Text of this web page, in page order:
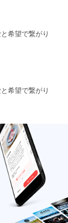
希望で繋がり
希望で繋がり